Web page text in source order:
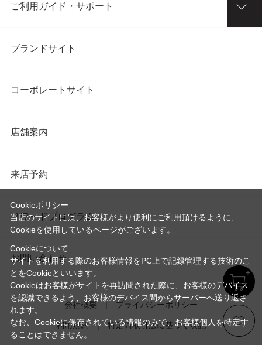
ご利用ガイド・サポート
ブランドサイト
コーポレートサイト
店舗案内
来店予約
リワードプログラム
お問い合わせ
会社概要 プライバシーポリシー
利用規約 特定商取引法に基づく表記
Cookieポリシー
当店のサイトには、お客様がより便利にご利用頂けるように、
Cookieを使用しているページがございます。
Cookieについて
サイトを利用する際のお客様情報をPC上で記録管理する技術のこ
とをCookieといいます。
Cookieはお客様がサイトを再訪問された際に、お客様のデバイス
を認識できるよう、お客様のデバイス間からサーバーへ送り返さ
れます。
なお、Cookieに保存されている情報のみで、お客様個人を特定す
ることはできません。